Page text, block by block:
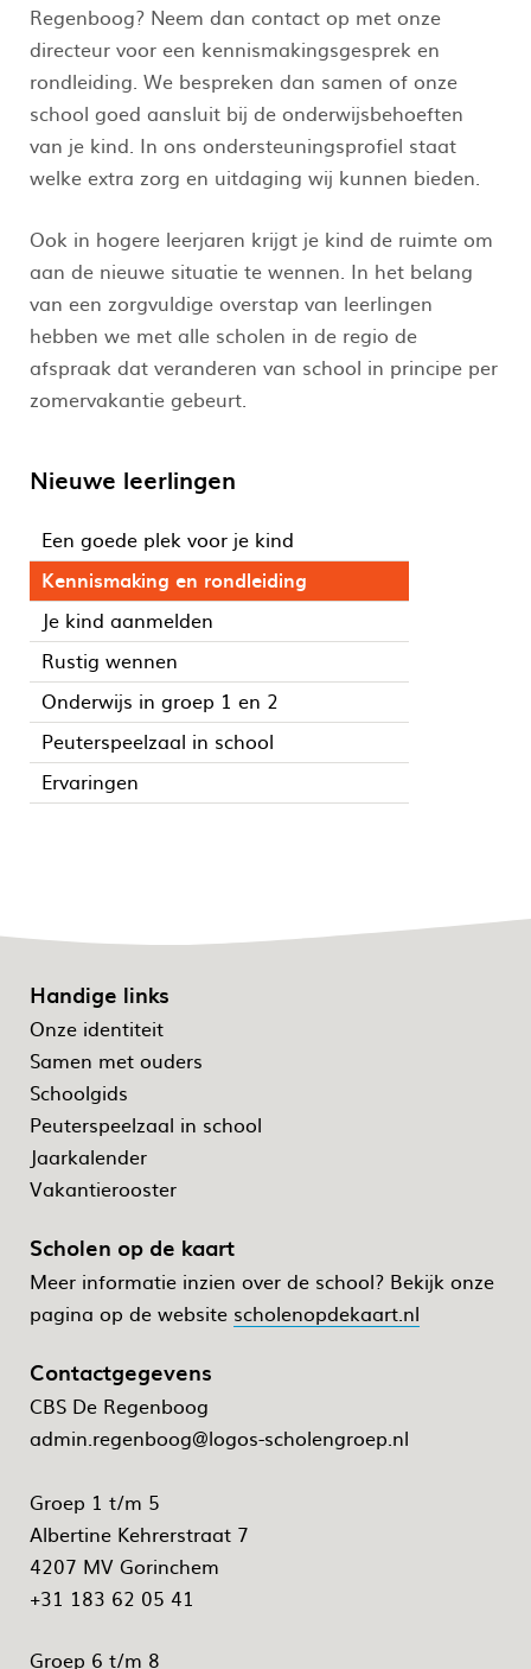
Regenboog? Neem dan contact op met onze
directeur voor een kennismakingsgesprek en
rondleiding. We bespreken dan samen of onze
school goed aansluit bij de onderwijsbehoeften
van je kind. In ons ondersteuningsprofiel staat
welke extra zorg en uitdaging wij kunnen bieden.
Ook in hogere leerjaren krijgt je kind de ruimte om
aan de nieuwe situatie te wennen. In het belang
van een zorgvuldige overstap van leerlingen
hebben we met alle scholen in de regio de
afspraak dat veranderen van school in principe per
zomervakantie gebeurt.
Nieuwe leerlingen
Een goede plek voor je kind
Kennismaking en rondleiding
Je kind aanmelden
Rustig wennen
Onderwijs in groep 1 en 2
Peuterspeelzaal in school
Ervaringen
Handige links
Onze identiteit
Samen met ouders
Schoolgids
Peuterspeelzaal in school
Jaarkalender
Vakantierooster
Scholen op de kaart
Meer informatie inzien over de school? Bekijk onze
pagina op de website scholenopdekaart.nl
Contactgegevens
CBS De Regenboog
admin.regenboog@logos-scholengroep.nl
Groep 1 t/m 5
Albertine Kehrerstraat 7
4207 MV Gorinchem
+31 183 62 05 41
Groep 6 t/m 8